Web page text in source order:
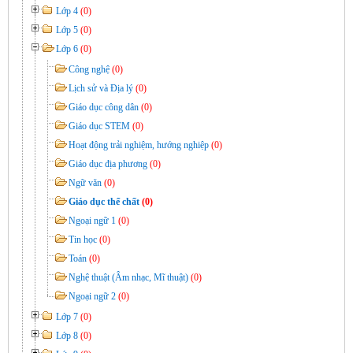
Lớp 4 (0)
Lớp 5 (0)
Lớp 6 (0)
Công nghệ (0)
Lịch sử và Địa lý (0)
Giáo dục công dân (0)
Giáo dục STEM (0)
Hoạt động trải nghiệm, hướng nghiệp (0)
Giáo dục địa phương (0)
Ngữ văn (0)
Giáo dục thể chất (0)
Ngoại ngữ 1 (0)
Tin học (0)
Toán (0)
Nghệ thuật (Âm nhạc, Mĩ thuật) (0)
Ngoại ngữ 2 (0)
Lớp 7 (0)
Lớp 8 (0)